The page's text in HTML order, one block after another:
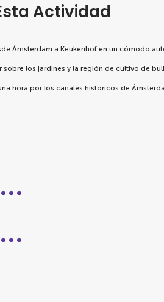
Actividad
Ámsterdam a Keukenhof en un cómodo
sobre los jardines y la región de cultivo de
hora por los canales históricos de